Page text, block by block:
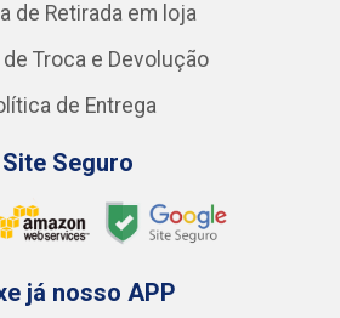
de Retirada em loja
Troca e Devolução
de Entrega
Site Seguro
já nosso APP